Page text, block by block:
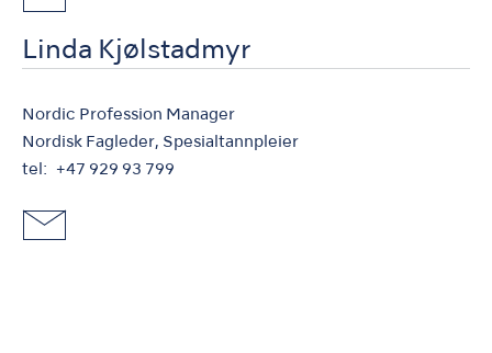
Linda Kjølstadmyr
Nordic Profession Manager
Nordisk Fagleder, Spesialtannpleier
tel
+47 929 93 799